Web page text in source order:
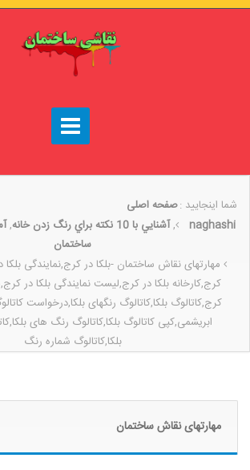
شما اینجایید :صفحه اصلی
naghashi
,آشنايي با 10 نکته براي رنگ زدن خانه ,
ساختمان
مهارتهای نقاش ساختمان -بلکا در کرج,نمایندگی بلکا
کرج,کارخانه بلکا در کرج,لیست نمایندگی بلکا در
کرج,کاتالوگ بلکا,کاتالوگ رنگهای بلکا,درخواست
ابریشمی,کپی کاتالوگ بلکا,کاتالوگ رنگ های
بلکا,کاتالوگ شماره رنگ
مهارتهای نقاش ساختمان